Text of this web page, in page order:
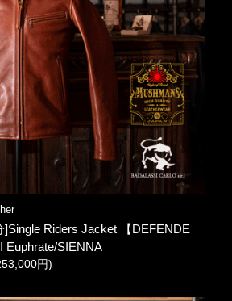
]Single Riders Jacket 【DEFENDE
Euphrate/SIENNA
円)